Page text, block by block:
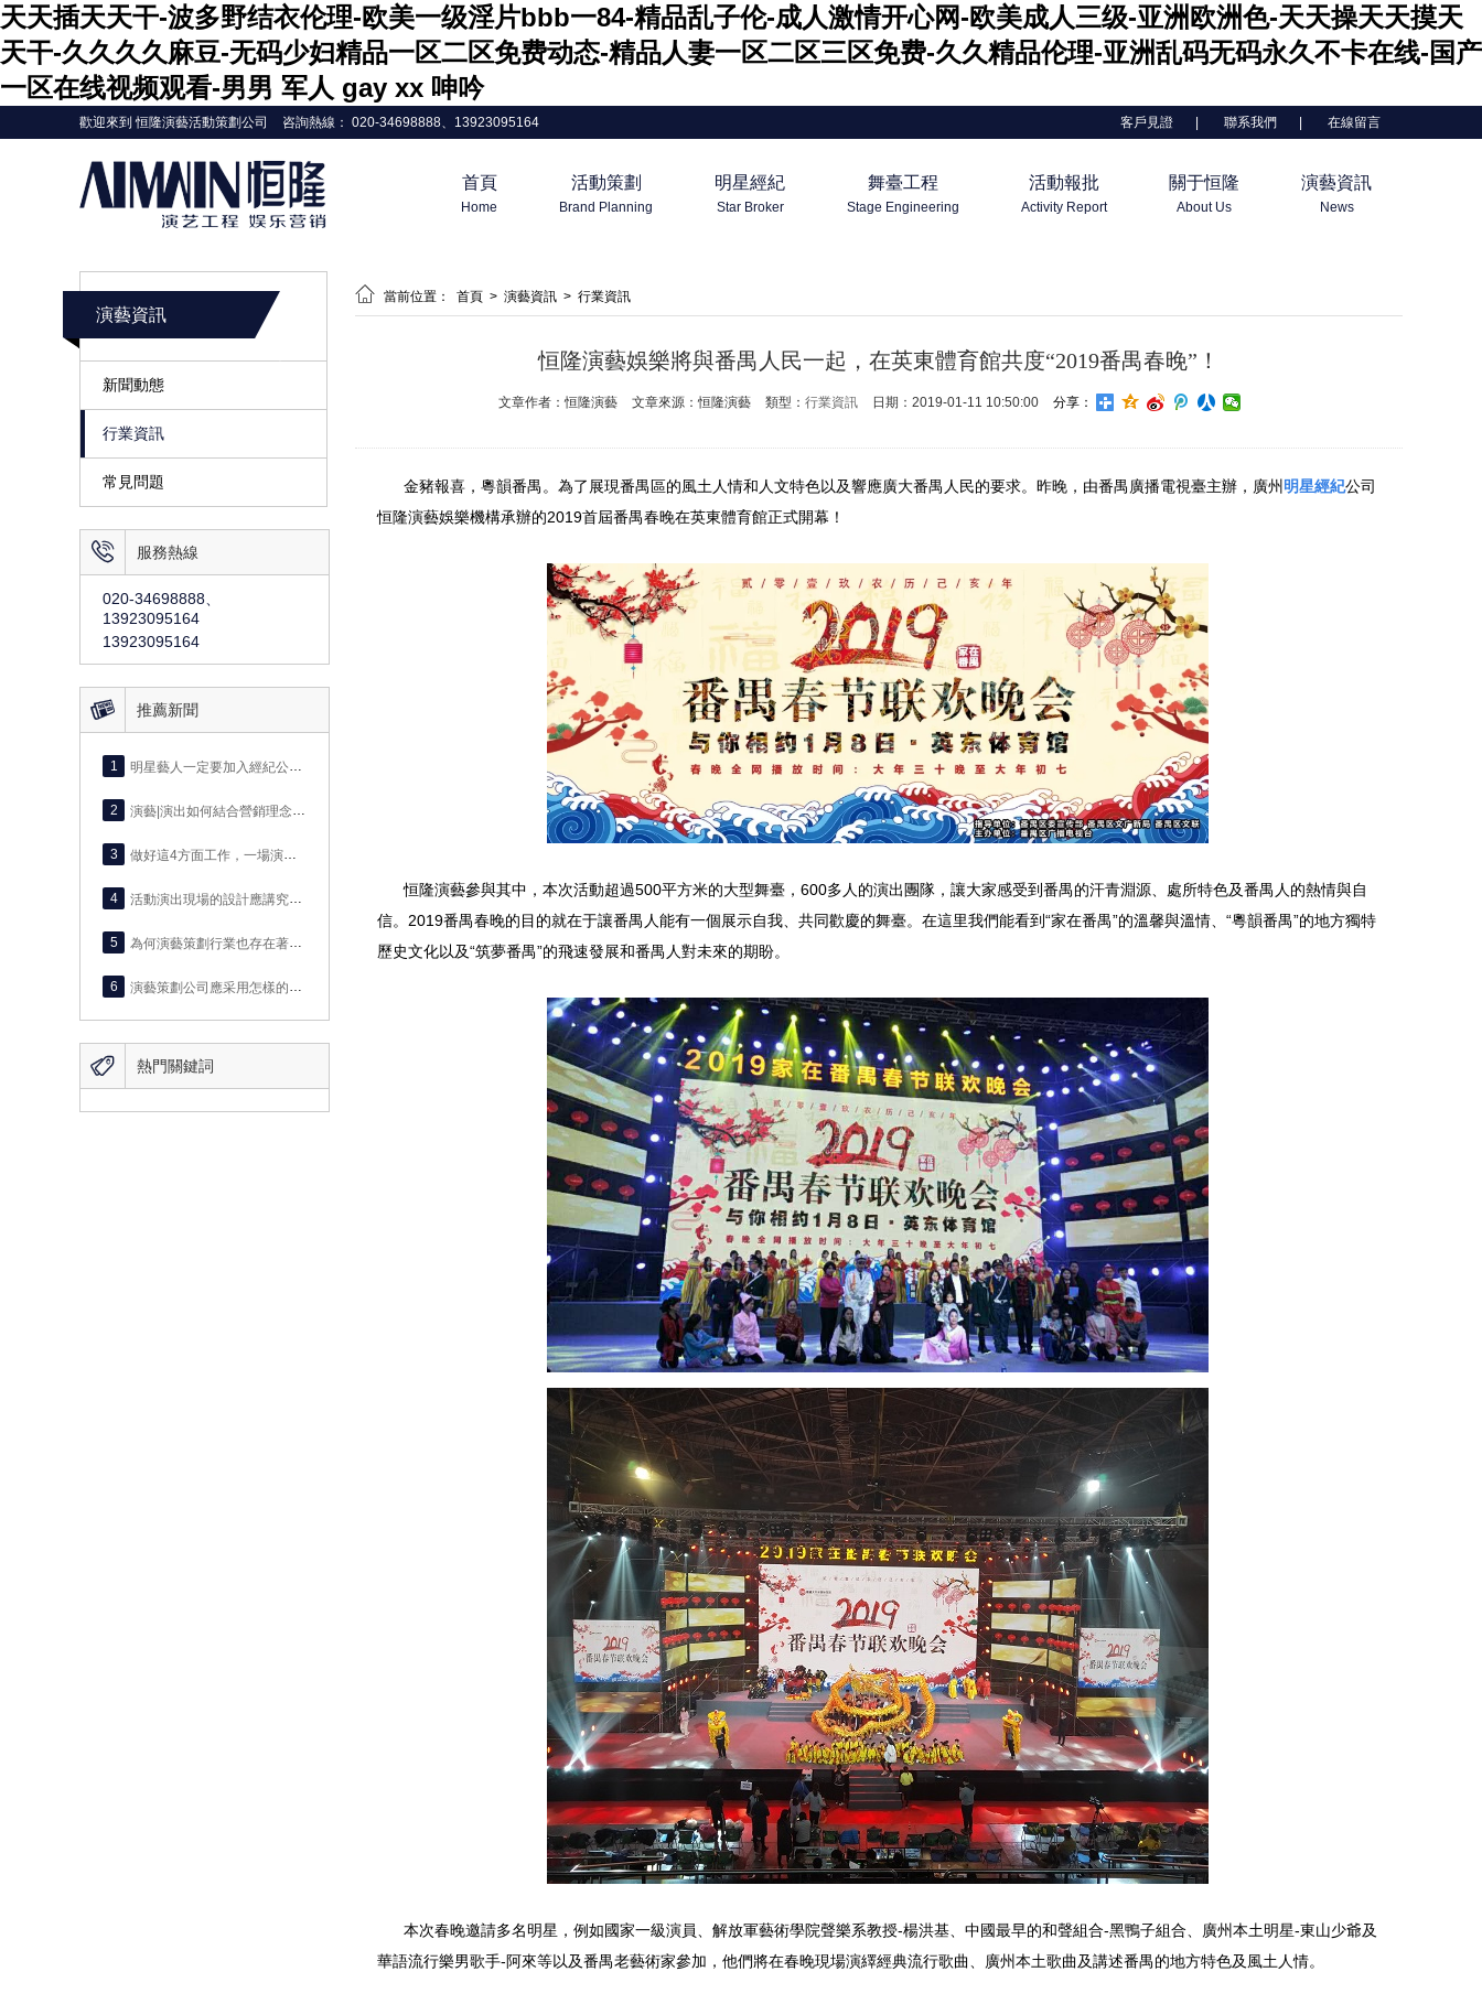
天天插天天干-波多野结衣伦理-欧美一级淫片bbb一84-精品乱子伦-成人激情开心网-欧美成人三级-亚洲欧洲色-天天操天天摸天
天干-久久久久麻豆-无码少妇精品一区二区免费动态-精品人妻一区二区三区免费-久久精品伦理-亚洲乱码无码永久不卡在线-国产
一区在线视频观看-男男 军人 gay xx 呻吟
歡迎來到 恒隆演藝活動策劃公司 咨詢熱線： 020-34698888、13923095164 客戶見證 聯系我們 在線留言
首頁
Home
活動策劃
Brand Planning
明星經紀
Star Broker
舞臺工程
Stage Engineering
活動報批
Activity Report
關于恒隆
About Us
演藝資訊
News
演藝資訊
新聞動態
行業資訊
常見問題
 服務熱線
020-34698888、
13923095164
13923095164
 推薦新聞
1 明星藝人一定要加入經紀公司嗎？
2 演藝|演出如何結合營銷理念進行宣傳？這有5個關鍵知識點
3 做好這4方面工作，一場演出策劃活動就成功了80%
4 活動演出現場的設計應講究什么原則？
5 為何演藝策劃行業也存在著優勝劣汰
6 演藝策劃公司應采用怎樣的反饋機制
 熱門關鍵詞
 當前位置： 首頁 > 演藝資訊 > 行業資訊
恒隆演藝娛樂將與番禺人民一起，在英東體育館共度“2019番禺春晚”！
文章作者：恒隆演藝 文章來源：恒隆演藝 類型： 行業資訊 日期：2019-01-11 10:50:00 分享：
金豬報喜，粵韻番禺。為了展現番禺區的風土人情和人文特色以及響應廣大番禺人民的要求。昨晚，由番禺廣播電視臺主辦，廣州 明星經紀公司
恒隆演藝娛樂機構承辦的2019首屆番禺春晚在英東體育館正式開幕！
恒隆演藝參與其中，本次活動超過500平方米的大型舞臺，600多人的演出團隊，讓大家感受到番禺的汗青淵源、處所特色及番禺人的熱情與自
信。2019番禺春晚的目的就在于讓番禺人能有一個展示自我、共同歡慶的舞臺。在這里我們能看到“家在番禺”的溫馨與溫情、“粵韻番禺”的地方獨特
歷史文化以及“筑夢番禺”的飛速發展和番禺人對未來的期盼。
本次春晚邀請多名明星，例如國家一級演員、解放軍藝術學院聲樂系教授-楊洪基、中國最早的和聲組合-黑鴨子組合、廣州本土明星-東山少爺及
華語流行樂男歌手-阿來等以及番禺老藝術家參加，他們將在春晚現場演繹經典流行歌曲、廣州本土歌曲及講述番禺的地方特色及風土人情。